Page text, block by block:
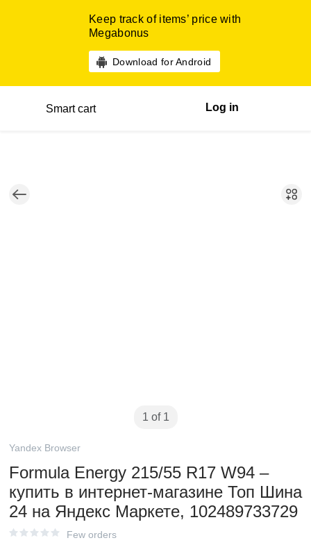
Keep track of items’ price with
Megabonus
Download for Android
Smart cart Log in
1 of 1
Yandex Browser
Formula Energy 215/55 R17 W94 –
купить в интернет-магазине Топ Шина
24 на Яндекс Маркете, 102489733729
Few orders